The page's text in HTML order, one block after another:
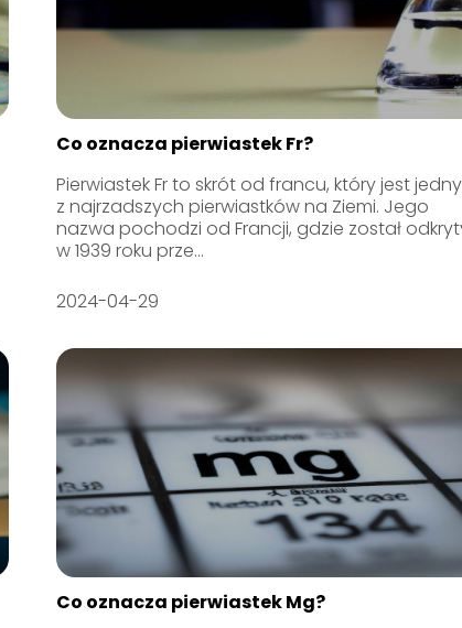
Co oznacza pierwiastek Fr?
Pierwiastek Fr to skrót od francu, który jest
z najrzadszych pierwiastków na Ziemi. Jego
nazwa pochodzi od Francji, gdzie został
w 1939 roku prze...
2024-04-29
Co oznacza pierwiastek Mg?